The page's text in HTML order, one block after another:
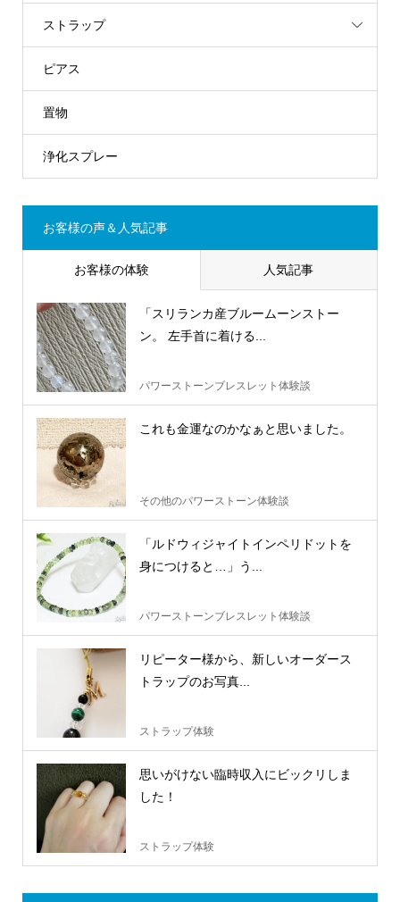
ストラップ
ピアス
置物
浄化スプレー
お客様の声＆人気記事
お客様の体験 人気記事
「スリランカ産ブルームーンストー
ン。 左手首に着ける...
パワーストーンブレスレット体験談
これも金運なのかなぁと思いました。
その他のパワーストーン体験談
「ルドウィジャイトインペリドットを
身につけると…」う...
パワーストーンブレスレット体験談
リピーター様から、新しいオーダース
トラップのお写真...
ストラップ体験
思いがけない臨時収入にビックリしま
した！
ストラップ体験